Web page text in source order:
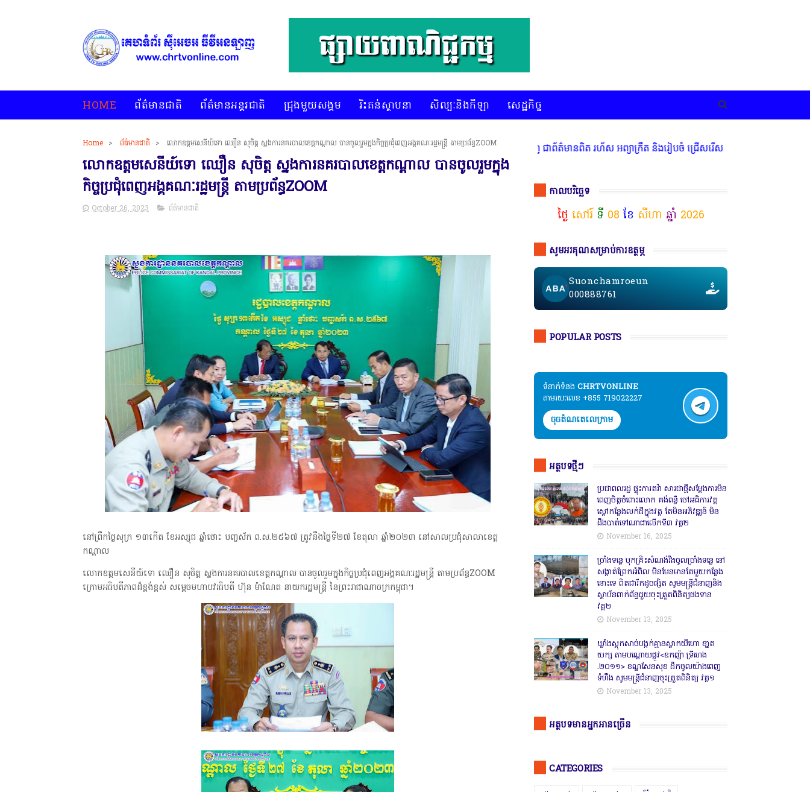
HOME ព័ត៌មានជាតិ ព័ត៌មានអន្តរជាតិ ជ្រុងមួយសង្គម រិះគន់ស្ថាបនា សិល្បៈនិងកីឡា សេដ្ឋកិច្ច
Home > ព័ត៌មានជាតិ > លោកឧត្តមសេនីយ៍ទោ ឈឿន សុចិត្ត ស្នងការនគរបាលខេត្តកណ្តាល បានចូលរួមក្នុងកិច្ចប្រជុំពេញអង្គគណៈរដ្ឋមន្ត្រី តាមប្រព័ន្ធZOOM
លោកឧត្តមសេនីយ៍ទោ ឈឿន សុចិត្ត ស្នងការនគរបាលខេត្តកណ្តាល បានចូលរួមក្នុង
កិច្ចប្រជុំពេញអង្គគណៈរដ្ឋមន្ត្រី តាមប្រព័ន្ធZOOM
October 26, 2023 ព័ត៌មានជាតិ
នៅព្រឹកថ្ងៃសុក្រ ១៣កើត ខែអស្សុជ ឆ្នាំថោះ បញ្ចស័ក ព.ស.២៥៦៧ ត្រូវនឹងថ្ងៃទី២៧ ខែតុលា ឆ្នាំ២០២៣ នៅសាលប្រជុំសាលាខេត្ត
កណ្តាល
លោកឧត្តមសេនីយ៍ទោ ឈឿន សុចិត្ត ស្នងការនគរបាលខេត្តកណ្តាល បានចូលរួមក្នុងកិច្ចប្រជុំពេញអង្គគណៈរដ្ឋមន្ត្រី តាមប្រព័ន្ធZOOM
ក្រោមអធិបតីភាពដ៏ខ្ពង់ខ្ពស់ សម្តេចមហាបវរធិបតី ហ៊ុន ម៉ាណែត នាយករដ្ឋមន្ត្រី នៃព្រះរាជាណាចក្រកម្ពុជា។
* គេហទំព័រ ស៊ីអេចអធីវីអនឡាញ ជាព័ត៌មានពិត រហ័ស អព្យាក្រឹត និងរៀបចំ ជ្រើសរើស ក្រុមការងារ នៅតាមបណ្តាលរាជធានី
កាលបរិច្ឆេទ
ថ្ងៃ សៅរ៍ទី 08 ខែ សីហា ឆ្នាំ 2026
សូមអរគុណសម្រាប់ការឧត្ថម្ភ
Suonchamroeun
000888761
POPULAR POSTS
ទំនាក់ទំនង​​ CHRTVONLINE
តាមរយៈលេខ +855 719022227
ចុចតំណតេលេក្រាម
អត្ថបទថ្មីៗ
ប្រជាពលរដ្ឋ ផ្ទុះការតវ៉ា សារជាថ្មីសម្តែងការមិន
ពេញចិត្តចំពោះលោក គង់ពន្លឺ ចៅអធិការវត្ត
ស្ដៅកន្លែងលក់ដីក្នុងវត្ត តែមិនអភិវឌ្ឍន៍ មិន
ដឹងបាត់ទៅណាជាលើកទី៣ វគ្គ២
November 16, 2025
ច្រាំងទន្លេ បុកគ្រិះសំណង់រឹងចូលច្រាំងទន្លេ នៅ
សង្កាត់ព្រែកអំពិល មិនមែនមានតែមួយកន្លែង
នោះទេ ពិតជារីកដូចផ្សិត សូមមន្ត្រីជំនាញនិង
ស្ថាប័នពាក់ព័ន្ធជួយចុះត្រួតពិនិត្យផងទាន
វគ្គ២
November 13, 2025
ឃ្លាំងស្តុកសាច់បង្កក់គ្មានស្លាកយីហោ ខា្នត
យក្ស តាមបណ្តោយផ្លូវ<ឧកញ៉ា ទ្រីហេង
.២០១១> ខណ្ឌសែនសុខ ដឹកចូលយ៉ាងពេញ
ទំហឹង សូមមន្ត្រីជំនាញចុះត្រួតពិនិត្យ វគ្គ១
November 13, 2025
អត្ថបទមានអ្នកអានច្រើន
CATEGORIES